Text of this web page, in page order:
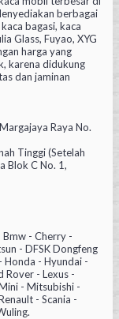
berbagai
bagasi, kaca
Glass, Fuyao, XYG
harga yang
karena didukung
dan jaminan
Raya No.
Tinggi (Setelah
Blok C No. 1,
- Cherry -
- DFSK Dongfeng
Honda - Hyundai -
Rover - Lexus -
- Mitsubishi -
- Scania -